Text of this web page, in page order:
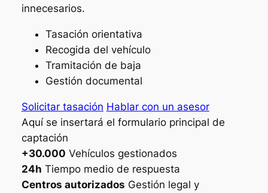
innecesarios.
Tasación orientativa
Recogida del vehículo
Tramitación de baja
Gestión documental
Solicitar tasación Hablar con un asesor
Aquí se insertará el formulario principal de
captación
+30.000 Vehículos gestionados
24h Tiempo medio de respuesta
Centros autorizados Gestión legal y